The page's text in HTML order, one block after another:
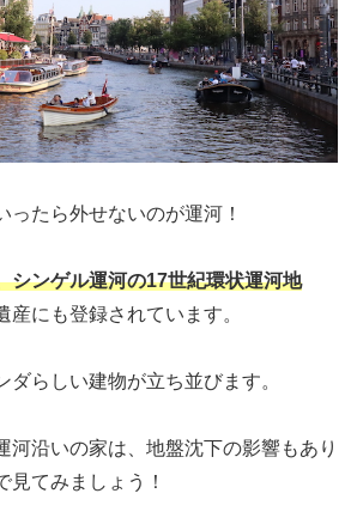
ったら外せないのが運河！
シンゲル運河の17世紀環状運河地
産にも登録されています。
ダらしい建物が立ち並びます。
河沿いの家は、地盤沈下の影響もあり
見てみましょう！